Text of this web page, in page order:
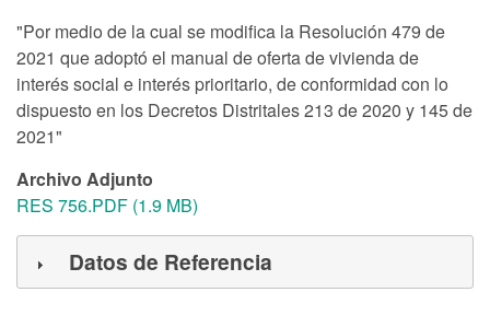
"Por medio de la cual se modifica la Resolución 479 de
2021 que adoptó el manual de oferta de vivienda de
interés social e interés prioritario, de conformidad con lo
dispuesto en los Decretos Distritales 213 de 2020 y 145 de
2021"
Archivo Adjunto
RES 756.PDF (1.9 MB)
Datos de Referencia